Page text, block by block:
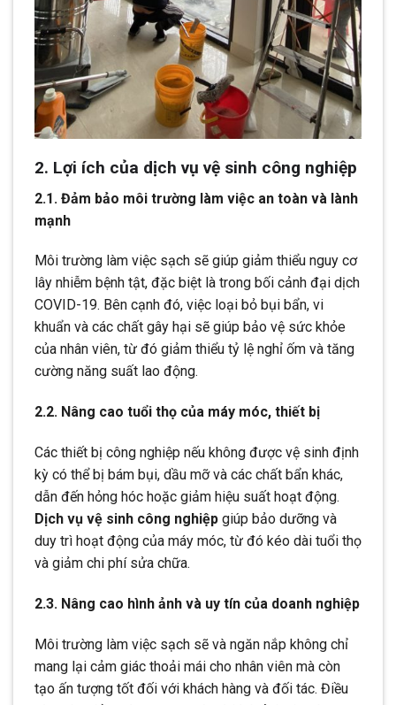
2. Lợi ích của dịch vụ vệ sinh công nghiệp
2.1. Đảm bảo môi trường làm việc an toàn và lành
mạnh
Môi trường làm việc sạch sẽ giúp giảm thiểu nguy cơ
lây nhiễm bệnh tật, đặc biệt là trong bối cảnh đại dịch
COVID-19. Bên cạnh đó, việc loại bỏ bụi bẩn, vi
khuẩn và các chất gây hại sẽ giúp bảo vệ sức khỏe
của nhân viên, từ đó giảm thiểu tỷ lệ nghỉ ốm và tăng
cường năng suất lao động.
2.2. Nâng cao tuổi thọ của máy móc, thiết bị
Các thiết bị công nghiệp nếu không được vệ sinh định
kỳ có thể bị bám bụi, dầu mỡ và các chất bẩn khác,
dẫn đến hỏng hóc hoặc giảm hiệu suất hoạt động.
Dịch vụ vệ sinh công nghiệp giúp bảo dưỡng và
duy trì hoạt động của máy móc, từ đó kéo dài tuổi thọ
và giảm chi phí sửa chữa.
2.3. Nâng cao hình ảnh và uy tín của doanh nghiệp
Môi trường làm việc sạch sẽ và ngăn nắp không chỉ
mang lại cảm giác thoải mái cho nhân viên mà còn
tạo ấn tượng tốt đối với khách hàng và đối tác. Điều